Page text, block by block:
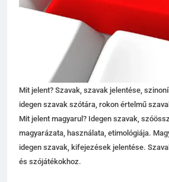
Mit jelent? Szavak, szavak jelentése,
idegen szavak szótára, rokon értelmű
Mit jelent magyarul? Idegen szavak,
magyarázata, használata, etimológiája.
idegen szavak, kifejezések jelentése.
és szójátékokhoz.